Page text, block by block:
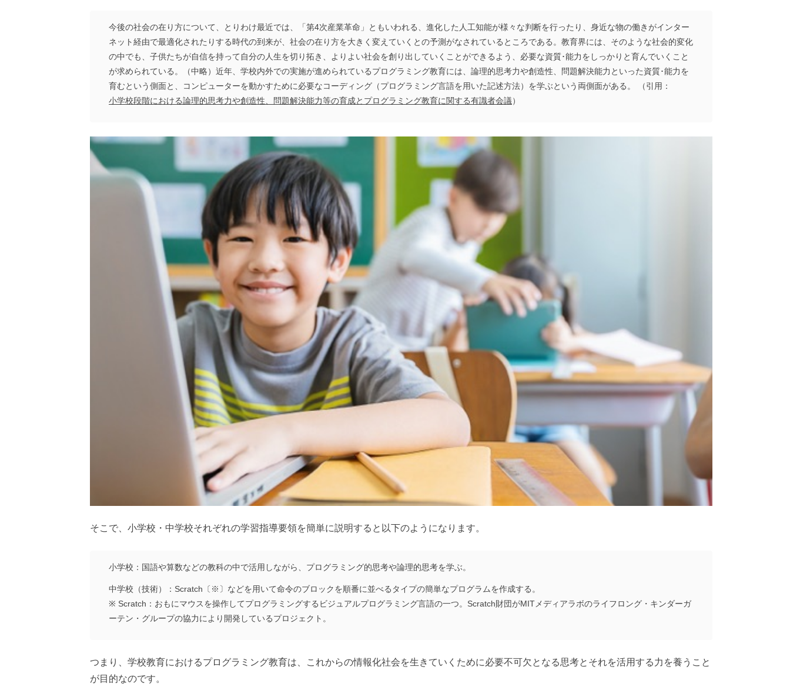
今後の社会の在り方について、とりわけ最近では、「第4次産業革命」ともいわれる、進化した人工知能が様々な判断を行ったり、身近な物の働きがインター
ネット経由で最適化されたりする時代の到来が、社会の在り方を大きく変えていくとの予測がなされているところである。教育界には、そのような社会的変化
の中でも、子供たちが自信を持って自分の人生を切り拓き、よりよい社会を創り出していくことができるよう、必要な資質･能力をしっかりと育んでいくこと
が求められている。（中略）近年、学校内外での実施が進められているプログラミング教育には、論理的思考力や創造性、問題解決能力といった資質･能力を
育むという側面と、コンピューターを動かすために必要なコーディング（プログラミング言語を用いた記述方法）を学ぶという両側面がある。 （引用：
小学校段階における論理的思考力や創造性、問題解決能力等の育成とプログラミング教育に関する有識者会議）
そこで、小学校・中学校それぞれの学習指導要領を簡単に説明すると以下のようになります。
小学校：国語や算数などの教科の中で活用しながら、プログラミング的思考や論理的思考を学ぶ。
中学校（技術）：Scratch〔※〕などを用いて命令のブロックを順番に並べるタイプの簡単なプログラムを作成する。
※ Scratch：おもにマウスを操作してプログラミングするビジュアルプログラミング言語の一つ。Scratch財団がMITメディアラボのライフロング・キンダーガ
ーテン・グループの協力により開発しているプロジェクト。
つまり、学校教育におけるプログラミング教育は、これからの情報化社会を生きていくために必要不可欠となる思考とそれを活用する力を養うこと
が目的なのです。